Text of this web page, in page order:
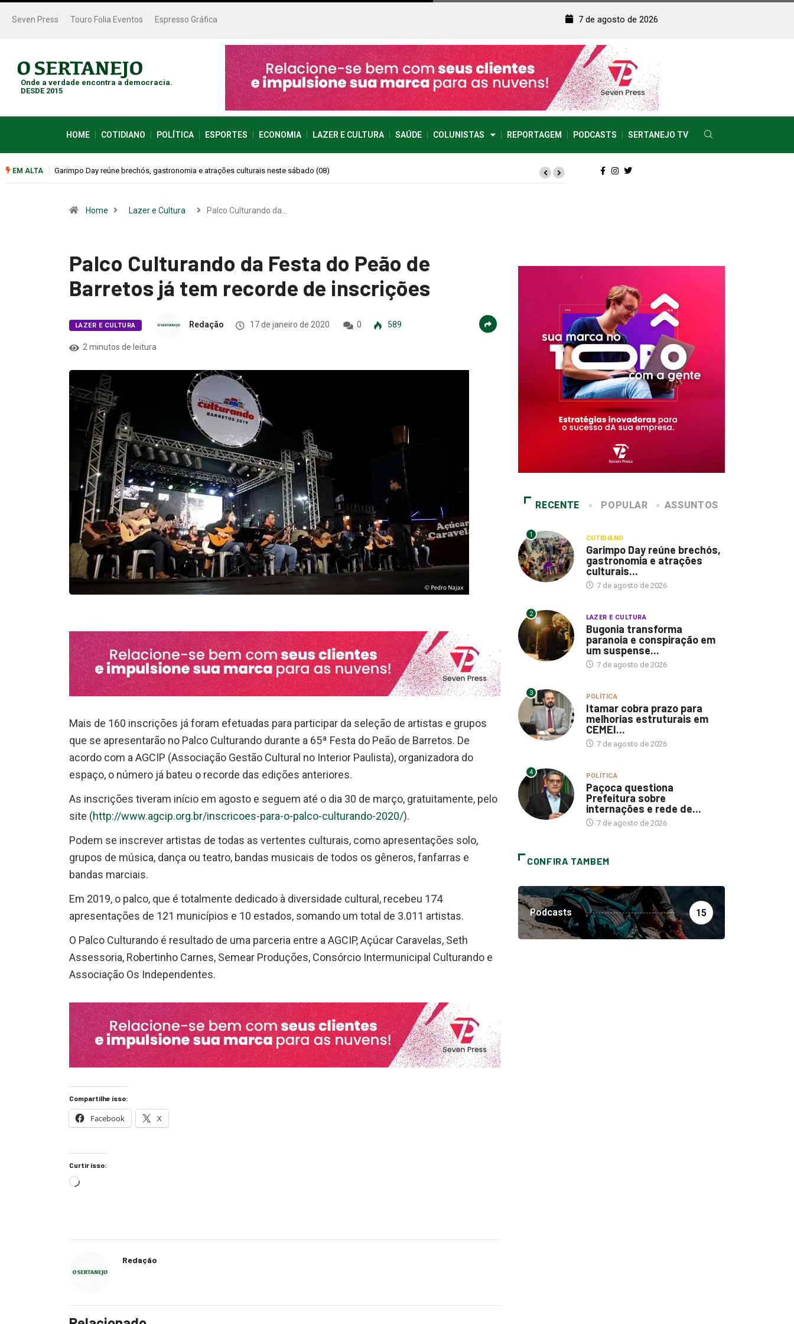
Seven Press Touro Folia Eventos Espresso Gráfica 7 de agosto de 2026
Onde a verdade encontra a democracia.
DESDE 2015
HOME COTIDIANO POLÍTICA ESPORTES ECONOMIA LAZER E CULTURA SAÚDE COLUNISTAS REPORTAGEM PODCASTS SERTANEJO TV
EM ALTA
sábado (08)Bugonia transforma paranoia e conspiração em um suspense imprevisível
Home Lazer e Cultura Palco Culturando da…
Palco Culturando da Festa do Peão de
Barretos já tem recorde de inscrições
LAZER E CULTURA Redação 17 de janeiro de 2020 0 589
2 minutos de leitura
Mais de 160 inscrições já foram efetuadas para participar da seleção de artistas e grupos
que se apresentarão no Palco Culturando durante a 65ª Festa do Peão de Barretos. De
acordo com a AGCIP (Associação Gestão Cultural no Interior Paulista), organizadora do
espaço, o número já bateu o recorde das edições anteriores.
As inscrições tiveram início em agosto e seguem até o dia 30 de março, gratuitamente, pelo
site (http://www.agcip.org.br/inscricoes-para-o-palco-culturando-2020/).
Podem se inscrever artistas de todas as vertentes culturais, como apresentações solo,
grupos de música, dança ou teatro, bandas musicais de todos os gêneros, fanfarras e
bandas marciais.
Em 2019, o palco, que é totalmente dedicado à diversidade cultural, recebeu 174
apresentações de 121 municípios e 10 estados, somando um total de 3.011 artistas.
O Palco Culturando é resultado de uma parceria entre a AGCIP, Açúcar Caravelas, Seth
Assessoria, Robertinho Carnes, Semear Produções, Consórcio Intermunicipal Culturando e
Associação Os Independentes.
Compartilhe isso:
Facebook X
Curtir isso:
Redação
RECENTE POPULAR ASSUNTOS
1 COTIDIANO
Garimpo Day reúne brechós,
gastronomia e atrações
culturais...
7 de agosto de 2026
2 LAZER E CULTURA
Bugonia transforma
paranoia e conspiração em
um suspense...
7 de agosto de 2026
3 POLÍTICA
Itamar cobra prazo para
melhorias estruturais em
CEMEI...
7 de agosto de 2026
4 POLÍTICA
Paçoca questiona
Prefeitura sobre
internações e rede de...
7 de agosto de 2026
CONFIRA TAMBEM
Podcasts 15